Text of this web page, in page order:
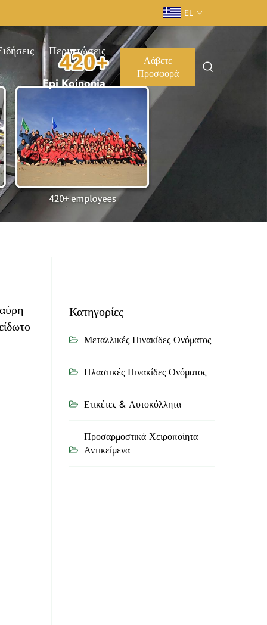
EL
Περιπτώσεις
Epi Koinonia
Λάβετε
Προσφορά
Κατηγορίες
Μεταλλικές Πινακίδες Ονόματος
Πλαστικές Πινακίδες Ονόματος
Ετικέτες & Αυτοκόλλητα
Προσαρμοστικά Χειροποίητα
Αντικείμενα